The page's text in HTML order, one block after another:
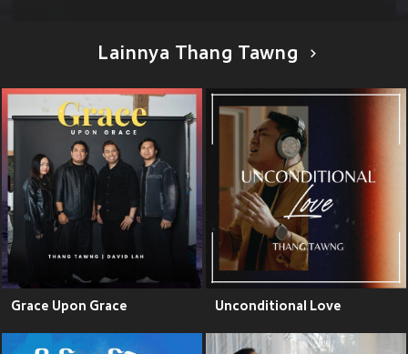
Lainnya Thang Tawng
Grace Upon Grace Unconditional Love